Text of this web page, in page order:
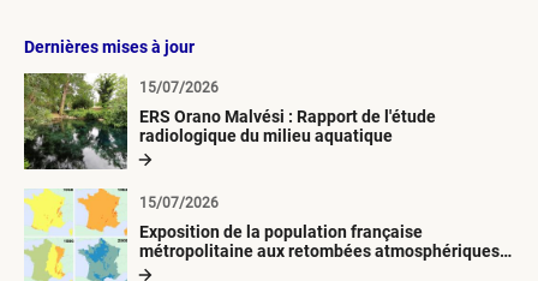
Dernières mises à jour
ERS Orano Malvési : Rapport de l'étude
radiologique du milieu aquatique
15/07/2026
Exposition de la population française
métropolitaine aux retombées atmosphériques
radioactives depuis 1945
15/07/2026